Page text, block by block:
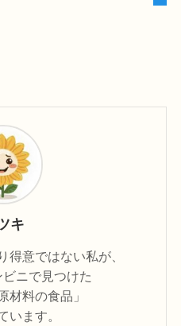
キ
得意ではない私が、
ニで見つけた
材料の食品」
います。